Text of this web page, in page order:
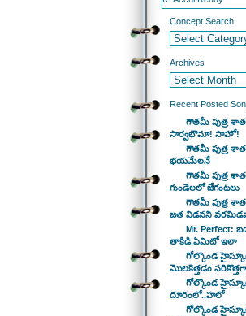
Concept Search
Archives
Recent Posted
గౌతమీ పుత్ర
సార్వభౌమా! సాహో!
గౌతమీ పుత్ర
భయమేలనే
గౌతమీ పుత్ర
గుండెలలో జేగంటలు
గౌతమీ పుత్ర
జత విడనని
Mr. Perfect:
తాకిడి ఏమిటో ఇలా
గోల్కొండ
మొలకెత్తడం
గోల్కొండ
దూరంలో..హలో
గోల్కొండ